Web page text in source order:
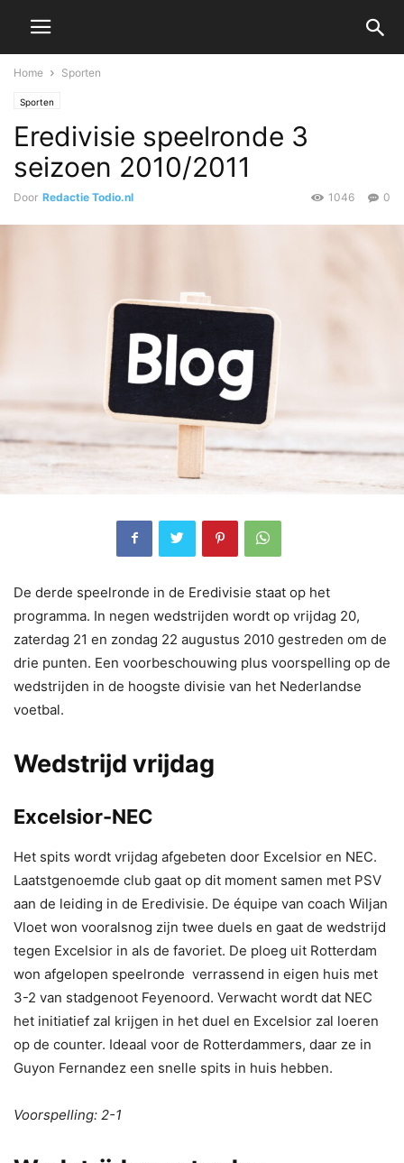
Home Sporten
Sporten
Eredivisie speelronde 3
seizoen 2010/2011
Door Redactie Todio.nl 0
1046
De derde speelronde in de Eredivisie staat op het
programma. In negen wedstrijden wordt op vrijdag 20,
zaterdag 21 en zondag 22 augustus 2010 gestreden om de
drie punten. Een voorbeschouwing plus voorspelling op de
wedstrijden in de hoogste divisie van het Nederlandse
voetbal.
Wedstrijd vrijdag
Excelsior-NEC
Het spits wordt vrijdag afgebeten door Excelsior en NEC.
Laatstgenoemde club gaat op dit moment samen met PSV
aan de leiding in de Eredivisie. De équipe van coach Wiljan
Vloet won vooralsnog zijn twee duels en gaat de wedstrijd
tegen Excelsior in als de favoriet. De ploeg uit Rotterdam
won afgelopen speelronde verrassend in eigen huis met
3-2 van stadgenoot Feyenoord. Verwacht wordt dat NEC
het initiatief zal krijgen in het duel en Excelsior zal loeren
op de counter. Ideaal voor de Rotterdammers, daar ze in
Guyon Fernandez een snelle spits in huis hebben.
Voorspelling: 2-1